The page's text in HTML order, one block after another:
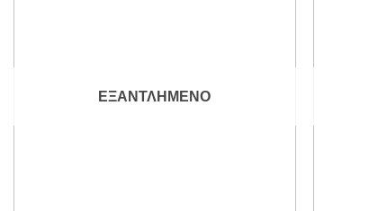
ΕΞΑΝΤΛΗΜΈΝΟ